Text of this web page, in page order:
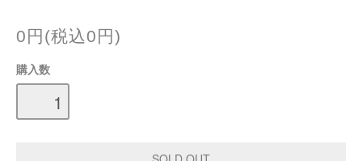
0円(税込0円)
購入数